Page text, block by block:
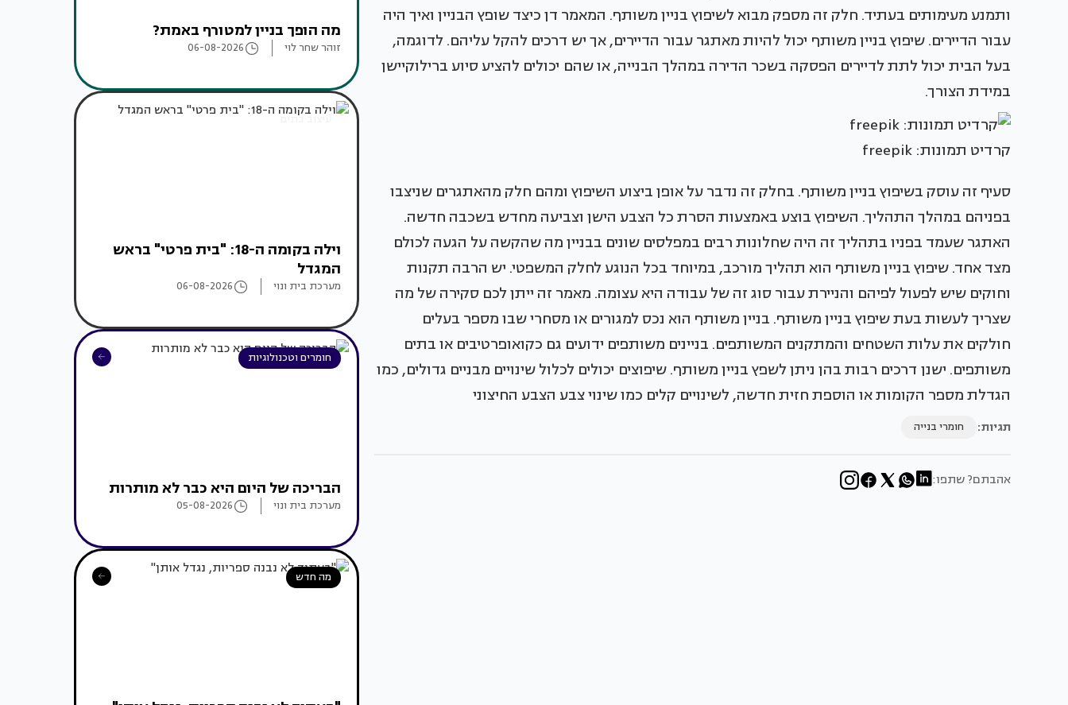
ותמנע מעימותים בעתיד. חלק זה מספק מבוא לשיפוץ בניין משותף. המאמר דן כיצד שופץ הבניין ואיך היה
עבור הדיירים. שיפוץ בניין משותף יכול להיות מאתגר עבור הדיירים, אך יש דרכים להקל עליהם. לדוגמה,
בעל הבית יכול לתת לדיירים הפסקה בשכר הדירה במהלך הבנייה, או שהם יכולים להציע סיוע ברילוקיישן
במידת הצורך.
קרדיט תמונות: freepik
סעיף זה עוסק בשיפוץ בניין משותף. בחלק זה נדבר על אופן ביצוע השיפוץ ומהם חלק מהאתגרים שניצבו
בפניהם במהלך התהליך. השיפוץ בוצע באמצעות הסרת כל הצבע הישן וצביעה מחדש בשכבה חדשה.
האתגר שעמד בפניו בתהליך זה היה שחלונות רבים במפלסים שונים בבניין מה שהקשה על הגעה לכולם
מצד אחד. שיפוץ בניין משותף הוא תהליך מורכב, במיוחד בכל הנוגע לחלק המשפטי. יש הרבה תקנות
וחוקים שיש לפעול לפיהם והניירת עבור סוג זה של עבודה היא עצומה. מאמר זה ייתן לכם סקירה של מה
שצריך לעשות בעת שיפוץ בניין משותף. בניין משותף הוא נכס למגורים או מסחרי שבו מספר בעלים
חולקים את עלות השטחים והמתקנים המשותפים. בניינים משותפים ידועים גם כקואופרטיבים או בתים
משותפים. ישנן דרכים רבות בהן ניתן לשפץ בניין משותף. שיפוצים יכולים לכלול שינויים מבניים גדולים, כמו
הגדלת מספר הקומות או הוספת חזית חדשה, לשינויים קלים כמו שינוי צבע הצבע החיצוני
תגיות: חומרי בנייה
אהבתם? שתפו:
מה הופך בניין למטורף באמת?
זוהר שחר לוי 06-08-2026
עיצוב בתים
וילה בקומה ה-18: "בית פרטי" בראש
המגדל
מערכת בית ונוי 06-08-2026
חומרים וטכנולוגיות
הבריכה של היום היא כבר לא מותרות
מערכת בית ונוי 05-08-2026
מה חדש